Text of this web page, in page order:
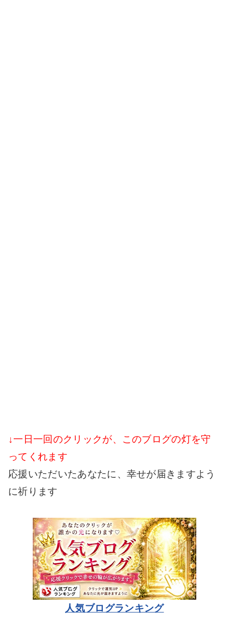
↓一日一回のクリックが、このブログの灯を守
ってくれます
応援いただいたあなたに、幸せが届きますよう
に祈ります
人気ブログランキング